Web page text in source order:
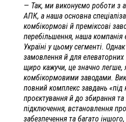
— Так, ми виконуємо роботи з
АПК, а наша основна
комбікормові й преміксові
перебільшення, наша
Україні у цьому сегменті.
замовлення й для елеваторних
щиро кажучи, це значно легше,
комбікормовими заводами.
повний комплекс завдань
проєктування й до збирання
підключення, встановлення
забезпечення та багато